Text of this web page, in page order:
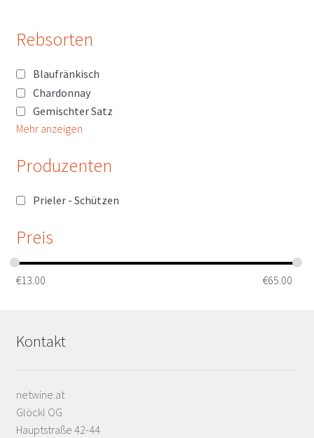
Rebsorten
Blaufränkisch
Chardonnay
Gemischter Satz
Mehr anzeigen
Produzenten
Prieler - Schützen
Preis
€13.00 €65.00
Kontakt
netwine.at
Glöckl OG
Hauptstraße 42-44